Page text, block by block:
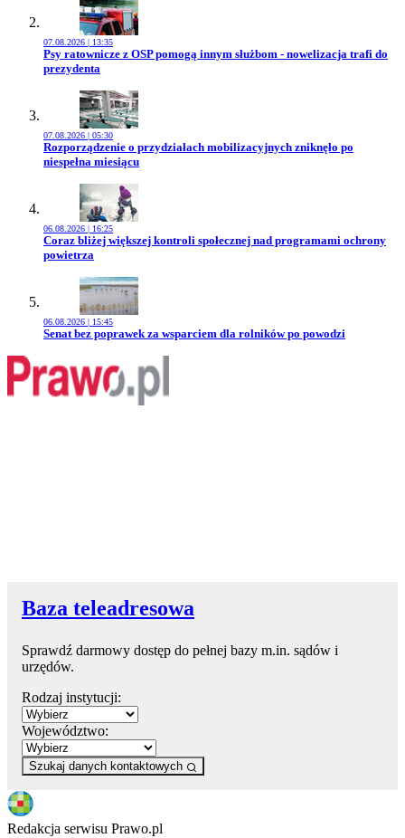
07.08.2026 | 13:35
Przejdź do artykułu:
Psy ratownicze z OSP pomogą innym służbom - nowelizacja trafi do
prezydenta
07.08.2026 | 05:30
Przejdź do artykułu:
Rozporządzenie o przydziałach mobilizacyjnych zniknęło po
niespełna miesiącu
06.08.2026 | 16:25
Przejdź do artykułu:
Coraz bliżej większej kontroli społecznej nad programami ochrony
powietrza
06.08.2026 | 15:45
Przejdź do artykułu:
Senat bez poprawek za wsparciem dla rolników po powodzi
Baza teleadresowa
Sprawdź darmowy dostęp do pełnej bazy m.in. sądów i
urzędów.
Rodzaj instytucji:
Województwo:
Szukaj danych kontaktowych
Redakcja serwisu Prawo.pl